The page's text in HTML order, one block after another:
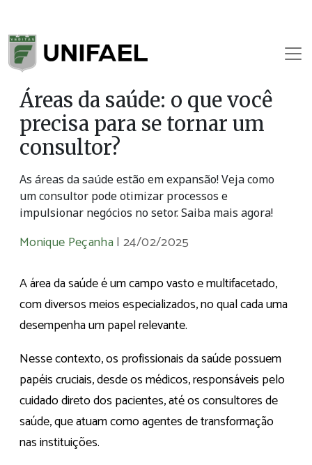
Áreas da saúde: o que você
precisa para se tornar um
consultor?
As áreas da saúde estão em expansão! Veja como
um consultor pode otimizar processos e
impulsionar negócios no setor. Saiba mais agora!
Monique Peçanha |24/02/2025
A área da saúde é um campo vasto e multifacetado,
com diversos meios especializados, no qual cada uma
desempenha um papel relevante.
Nesse contexto, os profissionais da saúde possuem
papéis cruciais, desde os médicos, responsáveis pelo
cuidado direto dos pacientes, até os consultores de
saúde, que atuam como agentes de transformação
nas instituições.